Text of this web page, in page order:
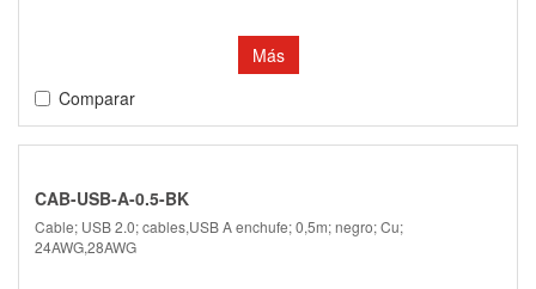
Más
Comparar
CAB-USB-A-0.5-BK
Cable; USB 2.0; cables,USB A enchufe; 0,5m; negro; Cu;
24AWG,28AWG